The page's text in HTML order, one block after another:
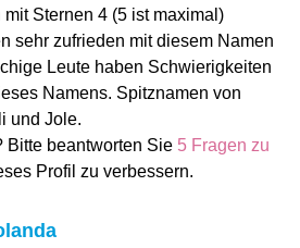
Sternen 4 (5 ist maximal)
sehr zufrieden mit diesem Namen
Leute haben Schwierigkeiten
Namens. Spitznamen von
und Jole.
Bitte beantworten Sie 5 Fragen zu
Profil zu verbessern.